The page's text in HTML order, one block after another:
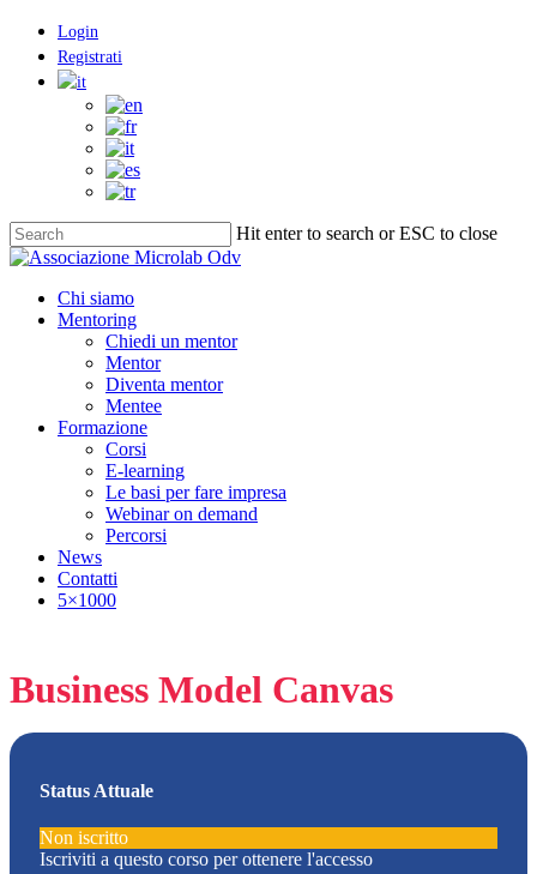
Skip
content
Login
Registrati
Hit enter to search or ESC to close
Close
Menu
Chi siamo
Mentoring
Chiedi un mentor
Mentor
Diventa mentor
Mentee
Formazione
Corsi
E-learning
Le basi per fare impresa
Webinar on demand
Percorsi
News
Contatti
5×1000
Business Model Canvas
Status Attuale
Non iscritto
Iscriviti a questo corso per ottenere l'accesso